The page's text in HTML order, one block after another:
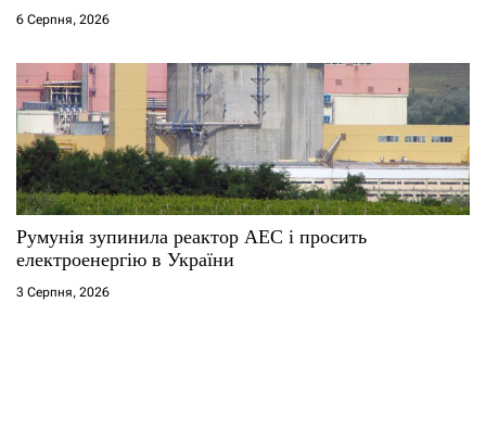
6 Серпня, 2026
Румунія зупинила реактор АЕС і просить
електроенергію в України
3 Серпня, 2026